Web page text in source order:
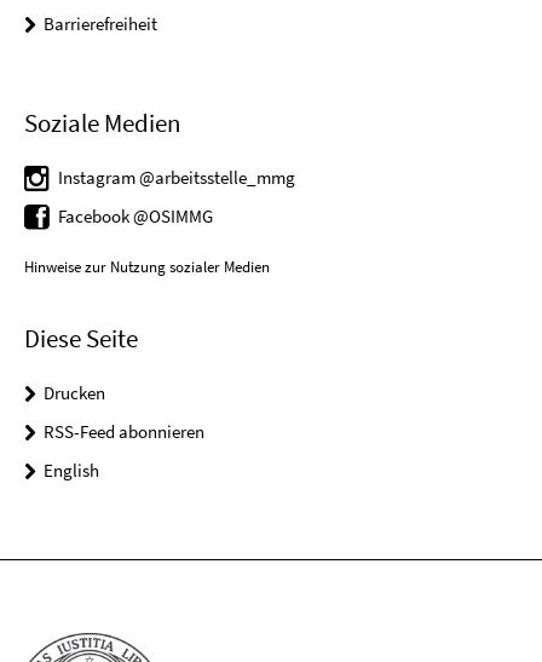
Barrierefreiheit
Soziale Medien
Instagram @arbeitsstelle_mmg
Facebook @OSIMMG
Hinweise zur Nutzung sozialer Medien
Diese Seite
Drucken
RSS-Feed abonnieren
English